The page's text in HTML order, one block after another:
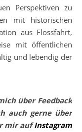
Perspektiven zu
mit historischen
aus Flossfahrt,
mit öffentlichen
und lebendig der
über Feedback
auch gerne über
mir aufInstagram